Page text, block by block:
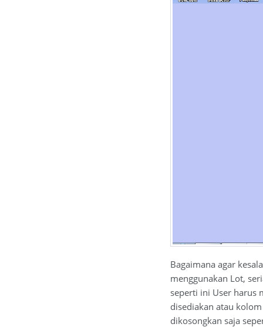
Bagaimana agar
menggunakan Lot,
seperti ini User harus
disediakan atau
dikosongkan saja